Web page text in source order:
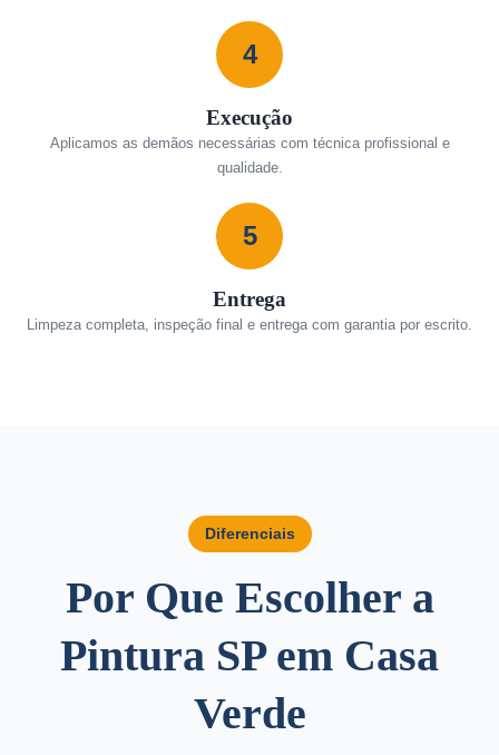
4
Execução
Aplicamos as demãos necessárias com técnica profissional e
qualidade.
5
Entrega
Limpeza completa, inspeção final e entrega com garantia por escrito.
Diferenciais
Por Que Escolher a
Pintura SP em Casa
Verde